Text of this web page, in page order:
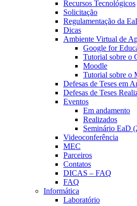
Recursos Tecnológicos
Solicitação
Regulamentação da
Dicas
Ambiente Virtual de
Google for
Tutorial sobre o
Moodle
Tutorial sobre o
Defesas de Teses em
Defesas de Teses
Eventos
Em andamento
Realizados
Seminário EaD
Videoconferência
MEC
Parceiros
Contatos
DICAS – FAQ
FAQ
Informática
Laboratório